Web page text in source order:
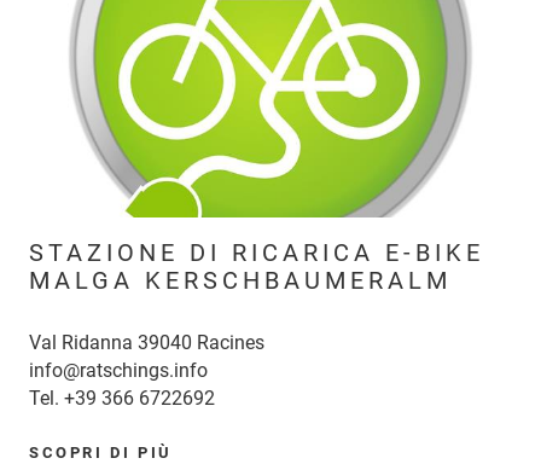
STAZIONE DI RICARICA E-BIKE
MALGA KERSCHBAUMERALM
Val Ridanna 39040 Racines
info@ratschings.info
Tel. +39 366 6722692
SCOPRI DI PIÙ